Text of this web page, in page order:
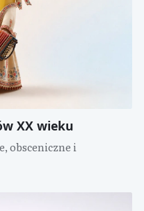
XX wieku
obsceniczne i